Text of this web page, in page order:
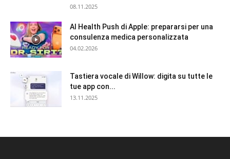
08.11.2025
AI Health Push di Apple: prepararsi per una
consulenza medica personalizzata
04.02.2026
Tastiera vocale di Willow: digita su tutte le
tue app con...
13.11.2025